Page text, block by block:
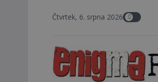
Čtvrtek, 6. srpna 20266. srpna 1930